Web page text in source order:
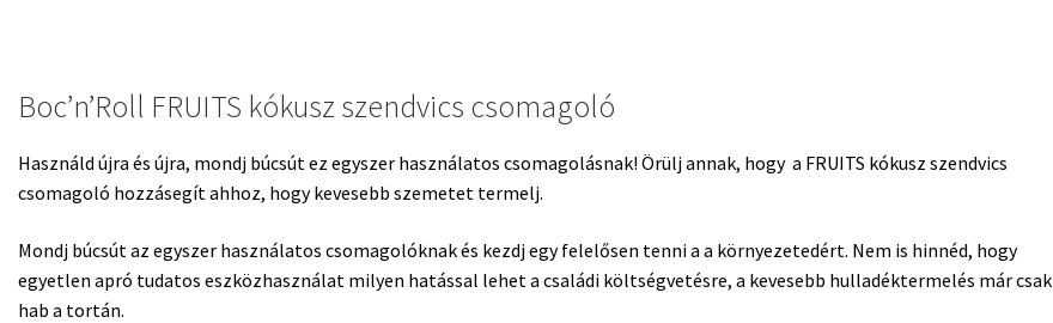
Boc’n’Roll FRUITS kókusz szendvics csomagoló
Használd újra és újra, mondj búcsút ez egyszer használatos csomagolásnak! Örülj annak, hogy a FRUITS kókusz szendvics
csomagoló hozzásegít ahhoz, hogy kevesebb szemetet termelj.
Mondj búcsút az egyszer használatos csomagolóknak és kezdj egy felelősen tenni a a környezetedért. Nem is hinnéd, hogy
egyetlen apró tudatos eszközhasználat milyen hatással lehet a családi költségvetésre, a kevesebb hulladéktermelés már csak
hab a tortán.